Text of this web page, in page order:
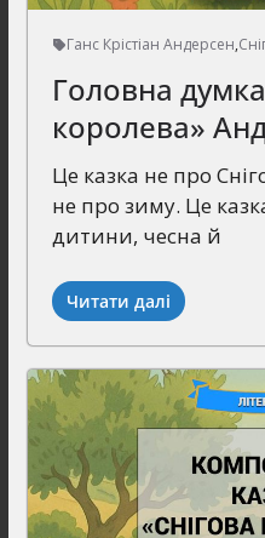
Ганс Крістіан Андерсен,
Головна
королева»
Це казка не про
не про зиму. Це
дитини, чесна й
Читати далі